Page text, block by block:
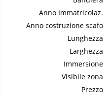
Anno Immatricolaz.
Anno costruzione scafo
Lunghezza
Larghezza
Immersione
Visibile zona
Prezzo